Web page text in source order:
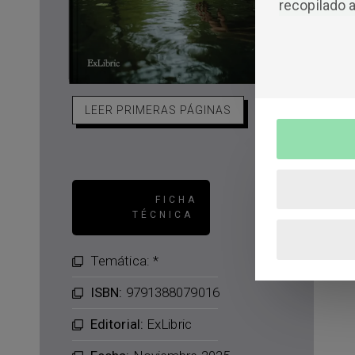
LEER PRIMERAS PÁGINAS
FICHA
TÉCNICA
Temática: *
ISBN: 9791388079016
Editorial: ExLibric
recopilado